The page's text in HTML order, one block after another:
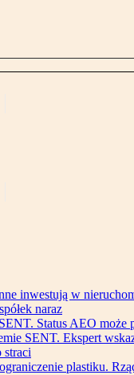
inwestują w
naraz
Status AEO może
SENT. Ekspert
straci
plastiku.